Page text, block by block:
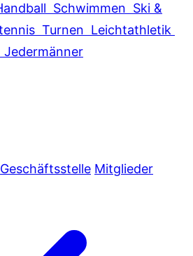
Schwimmen Ski &
Turnen Leichtathletik
Jedermänner
Geschäftsstelle Mitglieder